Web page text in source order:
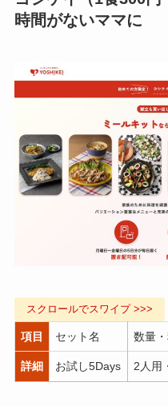
時間がないママに
項目
詳細
セット名
お試し5Days
数量
2人用